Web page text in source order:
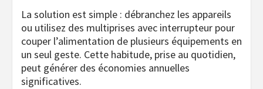
La solution est simple : débranchez les appareils
ou utilisez des multiprises avec interrupteur pour
couper l’alimentation de plusieurs équipements en
un seul geste. Cette habitude, prise au quotidien,
peut générer des économies annuelles
significatives.